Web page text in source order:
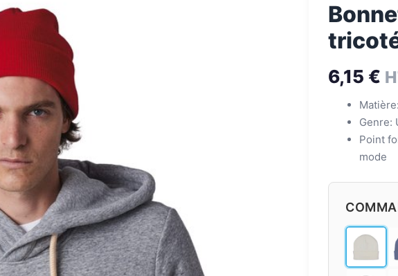
6,15 €
Genre:
Point
mode